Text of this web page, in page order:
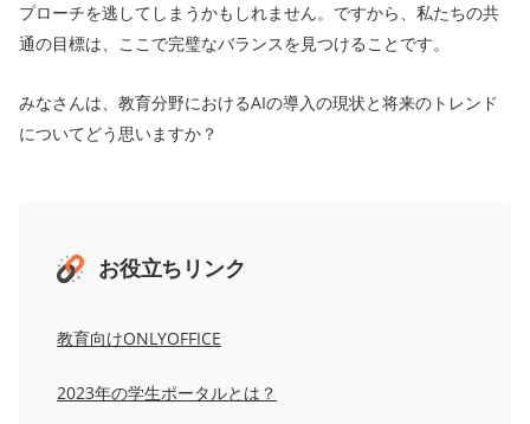
プローチを逃してしまうかもしれません。ですから、私たちの共
通の目標は、ここで完璧なバランスを見つけることです。
みなさんは、教育分野におけるAIの導入の現状と将来のトレンド
についてどう思いますか？
お役立ちリンク
教育向けONLYOFFICE
2023年の学生ポータルとは？